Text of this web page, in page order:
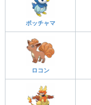
ポッチャマ
ロコン